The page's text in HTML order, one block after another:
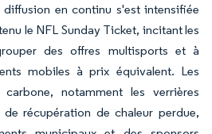
en continu s'est intensifiée
le NFL Sunday Ticket, incitant les
des offres multisports et à
mobiles à prix équivalent. Les
notamment les verrières
récupération de chaleur perdue,